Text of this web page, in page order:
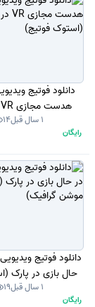
دانلود فوتیج
(استوک1 سال قبل 14
رایگان
دانلود فوتیج
حال بازی در پارک
موشن1 سال قبل 19
رایگان